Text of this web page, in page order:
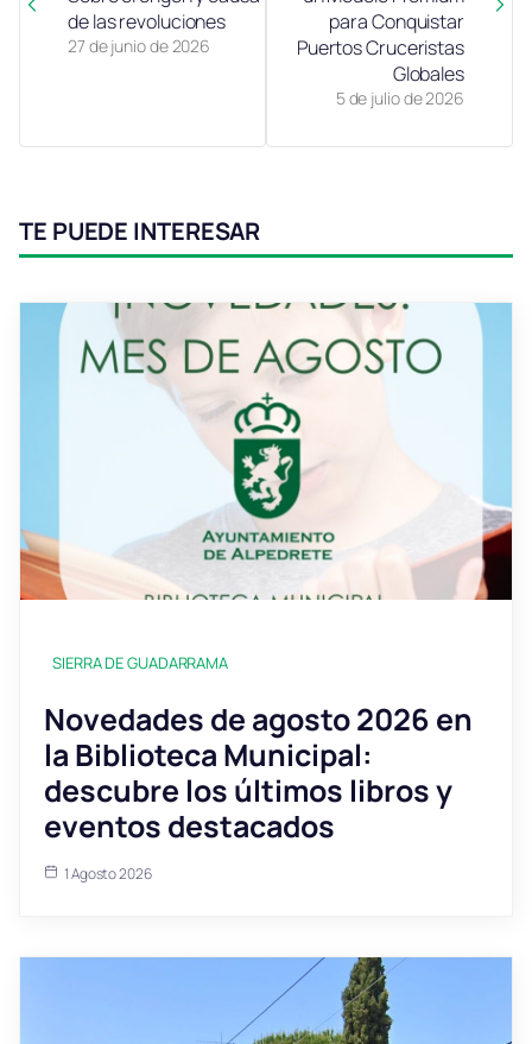
27 de junio de 2026
de las revoluciones
5 de julio de 2026
para Conquistar
Puertos Cruceristas
Globales
TE PUEDE INTERESAR
SIERRA DE GUADARRAMA
Novedades de agosto 2026 en
la Biblioteca Municipal:
descubre los últimos libros y
eventos destacados
1 Agosto 2026